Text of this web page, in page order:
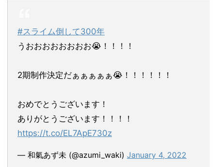
#スライム倒して300年
うおおおおおおおお😭！！！！
2期制作決定だぁぁぁぁぁ😭！！！！！！
おめでとうございます！
ありがとうございます！！！！
https://t.co/EL7ApE730z
— 和氣あず未 (@azumi_waki) January 4, 2022